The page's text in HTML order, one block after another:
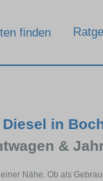
finden
in
&
Nähe. Ob als